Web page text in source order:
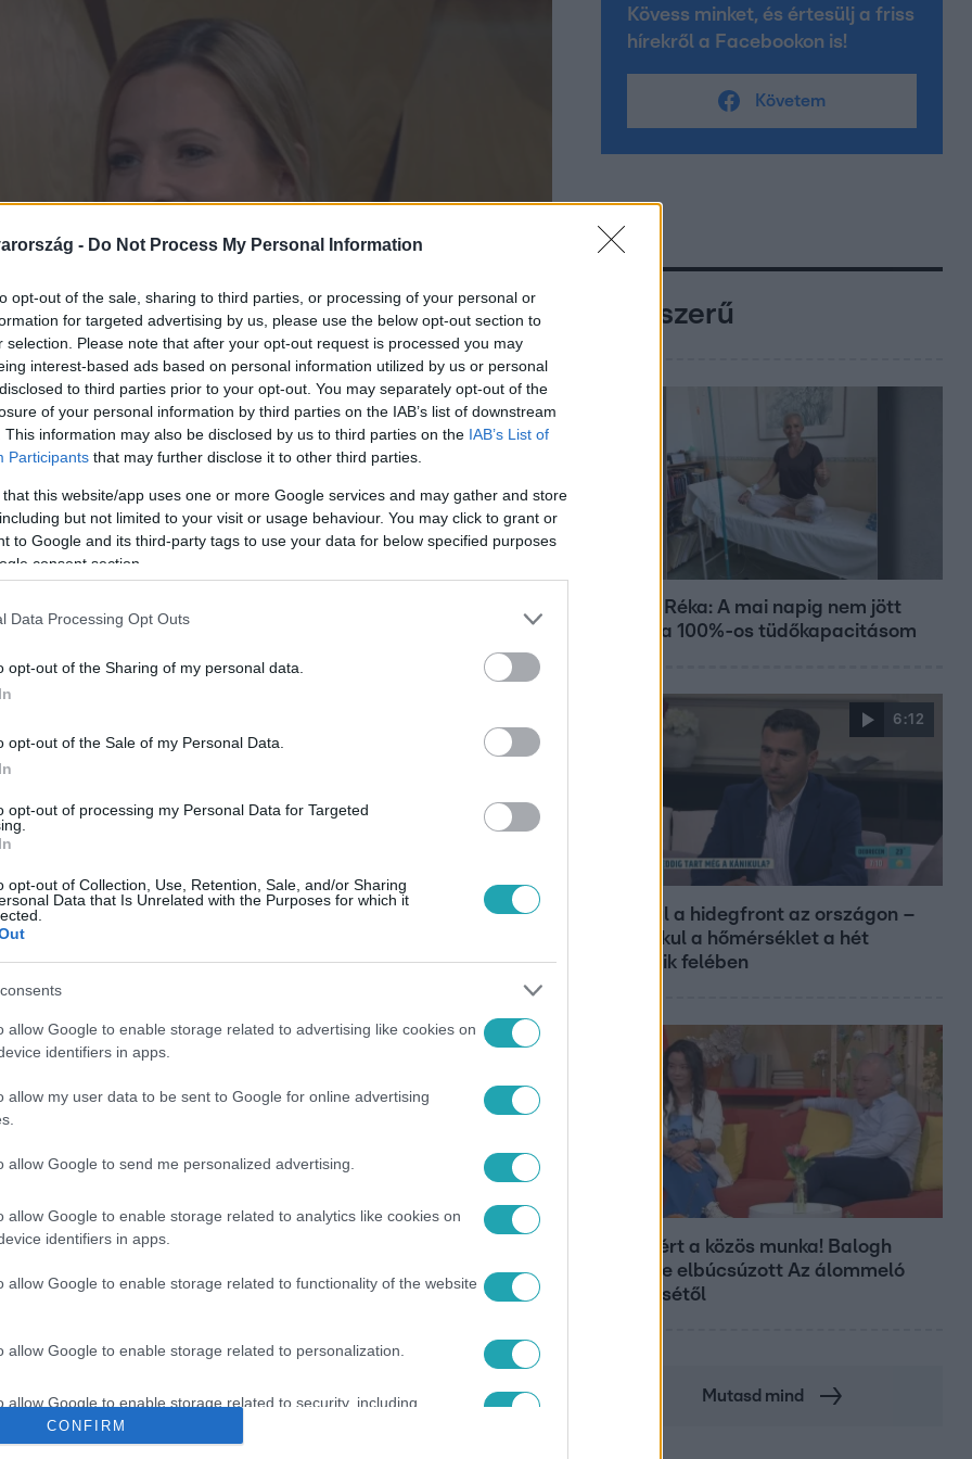
- Do Not Process My Personal Information
opt-out of the sale, sharing to third parties, or processing of your personal or
for targeted advertising by us, please use the below opt-out section to
selection. Please note that after your opt-out request is processed you may
interest-based ads based on personal information utilized by us or personal
to third parties prior to your opt-out. You may separately opt-out of the
of your personal information by third parties on the IAB’s list of downstream
This information may also be disclosed by us to third parties on the IAB’s List of
Participants that may further disclose it to other third parties.
that this website/app uses one or more Google services and may gather and store
but not limited to your visit or usage behaviour. You may click to grant or
to Google and its third-party tags to use your data for below specified purposes
consent section.
Data Processing Opt Outs
opt-out of the Sharing of my personal data.
opt-out of the Sale of my Personal Data.
opt-out of processing my Personal Data for Targeted
opt-out of Collection, Use, Retention, Sale, and/or Sharing
Data that Is Unrelated with the Purposes for which it
allow Google to enable storage related to advertising like cookies on
identifiers in apps.
allow my user data to be sent to Google for online advertising
allow Google to send me personalized advertising.
allow Google to enable storage related to analytics like cookies on
identifiers in apps.
allow Google to enable storage related to functionality of the website
allow Google to enable storage related to personalization.
allow Google to enable storage related to security, including
functionality and fraud prevention, and other user protection.
CONFIRM
nézte meg Ed Sheeran
és a Reggeliben mesélt
nem látott még ilyen technikát.
egy szál gitárral is képes elvarázsolni
Budapesten ad koncertet Ed Sheeran
legyen a Google-találatokban!
Kövess minket, és értesülj a friss
hírekről a Facebookon is!
Követem
Népszerű
Rubint Réka: A mai napig nem jött
vissza a 100%-os tüdőkapacitásom
6:12
Átvonul a hidegfront az országon –
így alakul a hőmérséklet a hét
második felében
Véget ért a közös munka! Balogh
Levente elbúcsúzott Az álommeló
győztesétől
Mutasd mind